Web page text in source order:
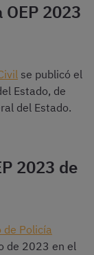
2023
se publicó el
Estado, de
del Estado.
2023 de
de Policía
de 2023 en el